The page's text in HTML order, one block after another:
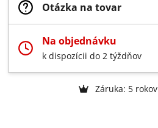
Otázka na tovar
Na objednávku
k dispozícii do 2 týždňov
Záruka: 5 rokov